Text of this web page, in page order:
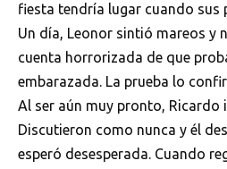
fiesta tendría lugar cuando sus
Un día, Leonor sintió mareos y
cuenta horrorizada de que
embarazada. La prueba lo
Al ser aún muy pronto, Ricardo
Discutieron como nunca y él
esperó desesperada. Cuando